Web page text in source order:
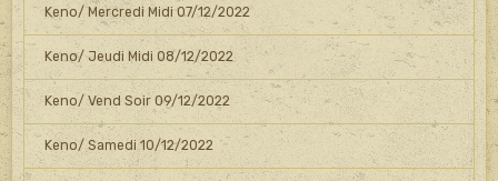
Keno/ Mercredi Midi 07/12/2022
Keno/ Jeudi Midi 08/12/2022
Keno/ Vend Soir 09/12/2022
Keno/ Samedi 10/12/2022